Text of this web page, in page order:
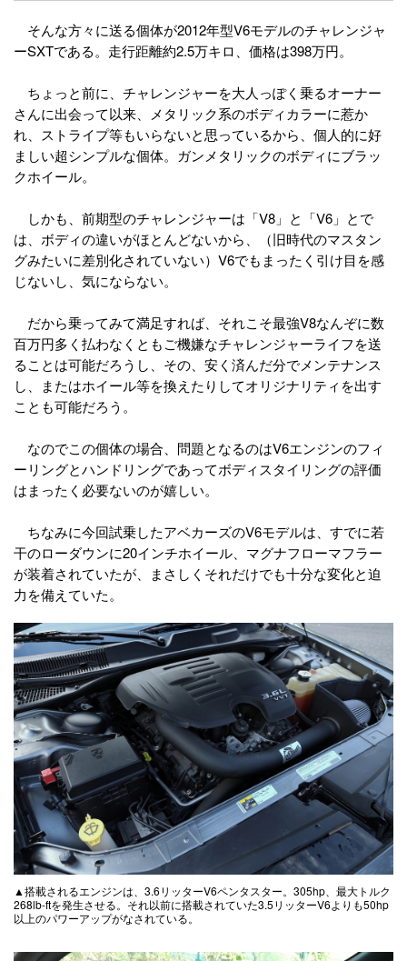
そんな方々に送る個体が2012年型V6モデルのチャレンジャ
ーSXTである。走行距離約2.5万キロ、価格は398万円。
ちょっと前に、チャレンジャーを大人っぽく乗るオーナー
さんに出会って以来、メタリック系のボディカラーに惹か
れ、ストライプ等もいらないと思っているから、個人的に好
ましい超シンプルな個体。ガンメタリックのボディにブラッ
クホイール。
しかも、前期型のチャレンジャーは「V8」と「V6」とで
は、ボディの違いがほとんどないから、（旧時代のマスタン
グみたいに差別化されていない）V6でもまったく引け目を感
じないし、気にならない。
だから乗ってみて満足すれば、それこそ最強V8なんぞに数
百万円多く払わなくともご機嫌なチャレンジャーライフを送
ることは可能だろうし、その、安く済んだ分でメンテナンス
し、またはホイール等を換えたりしてオリジナリティを出す
ことも可能だろう。
なのでこの個体の場合、問題となるのはV6エンジンのフィ
ーリングとハンドリングであってボディスタイリングの評価
はまったく必要ないのが嬉しい。
ちなみに今回試乗したアベカーズのV6モデルは、すでに若
干のローダウンに20インチホイール、マグナフローマフラー
が装着されていたが、まさしくそれだけでも十分な変化と迫
力を備えていた。
▲搭載されるエンジンは、3.6リッターV6ペンタスター。305hp、最大トルク
268lb-ftを発生させる。それ以前に搭載されていた3.5リッターV6よりも50hp
以上のパワーアップがなされている。